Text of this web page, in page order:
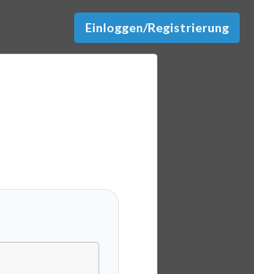
Einloggen/Registrierung